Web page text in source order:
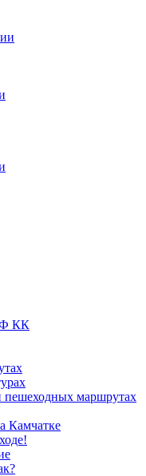
КК
пешеходных маршрутах
Камчатке